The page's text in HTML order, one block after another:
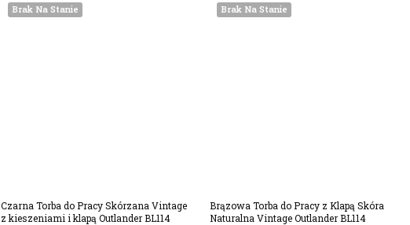
Brak Na Stanie
Czarna Torba do Pracy Skórzana Vintage
z kieszeniami i klapą Outlander BL114
Brak Na Stanie
Brązowa Torba do Pracy z Klapą Skóra
Naturalna Vintage Outlander BL114